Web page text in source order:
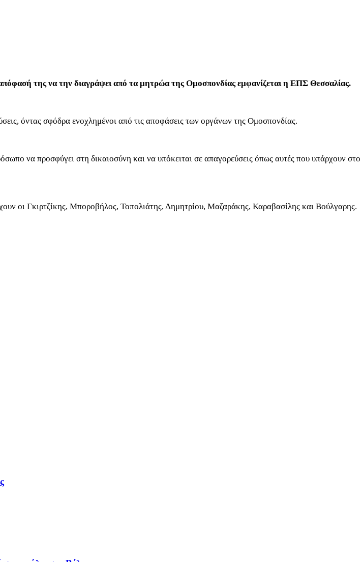
της να την διαγράψει από τα μητρώα της Ομοσπονδίας εμφανίζεται η ΕΠΣ Θεσσαλίας.
όντας σφόδρα ενοχλημένοι από τις αποφάσεις των οργάνων της Ομοσπονδίας.
να προσφύγει στη δικαιοσύνη και να υπόκειται σε απαγορεύσεις όπως αυτές που υπάρχουν στο
οι Γκιρτζίκης, Μποροβήλος, Τοπολιάτης, Δημητρίου, Μαζαράκης, Καραβασίλης και Βούλγαρης.